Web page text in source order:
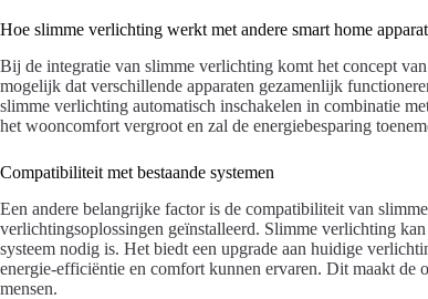
Hoe slimme verlichting werkt met andere smart home
Bij de integratie van slimme verlichting komt het concept van
mogelijk dat verschillende apparaten gezamenlijk
slimme verlichting automatisch inschakelen in combinatie
het wooncomfort vergroot en zal de energiebesparing
Compatibiliteit met bestaande systemen
Een andere belangrijke factor is de compatibiliteit van
verlichtingsoplossingen geïnstalleerd. Slimme verlichting
systeem nodig is. Het biedt een upgrade aan huidige
energie-efficiëntie en comfort kunnen ervaren. Dit maakt de
mensen.